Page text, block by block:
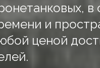
в
и
ценой